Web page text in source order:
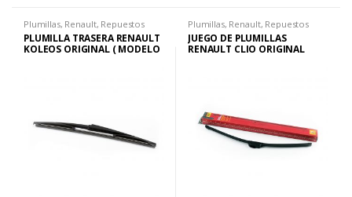
Plumillas, Renault, Repuestos
PLUMILLA TRASERA RENAULT
KOLEOS ORIGINAL ( MODELO
Plumillas, Renault, Repuestos
JUEGO DE PLUMILLAS
RENAULT CLIO ORIGINAL